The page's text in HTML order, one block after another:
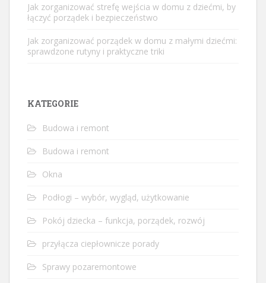
Jak zorganizować strefę wejścia w domu z dziećmi, by
łączyć porządek i bezpieczeństwo
Jak zorganizować porządek w domu z małymi dziećmi:
sprawdzone rutyny i praktyczne triki
KATEGORIE
Budowa i remont
Budowa i remont
Okna
Podłogi – wybór, wygląd, użytkowanie
Pokój dziecka – funkcja, porządek, rozwój
przyłącza ciepłownicze porady
Sprawy pozaremontowe